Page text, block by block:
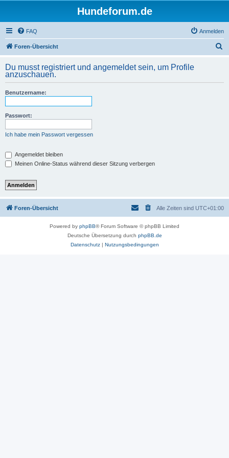
Hundeforum.de
FAQ Anmelden
Foren-Übersicht
h
Du musst registriert und angemeldet sein, um Profile
anzuschauen.
Benutzername:
Passwort:
Ich habe mein Passwort vergessen
Angemeldet bleiben
Meinen Online-Status während dieser Sitzung verbergen
Foren-Übersicht Alle Zeiten sind UTC+01:00
Powered by phpBB® Forum Software © phpBB Limited
Deutsche Übersetzung durch phpBB.de
Datenschutz| Nutzungsbedingungen